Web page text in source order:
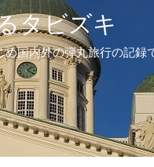
タビズキ
国内外の弾丸旅行の記録